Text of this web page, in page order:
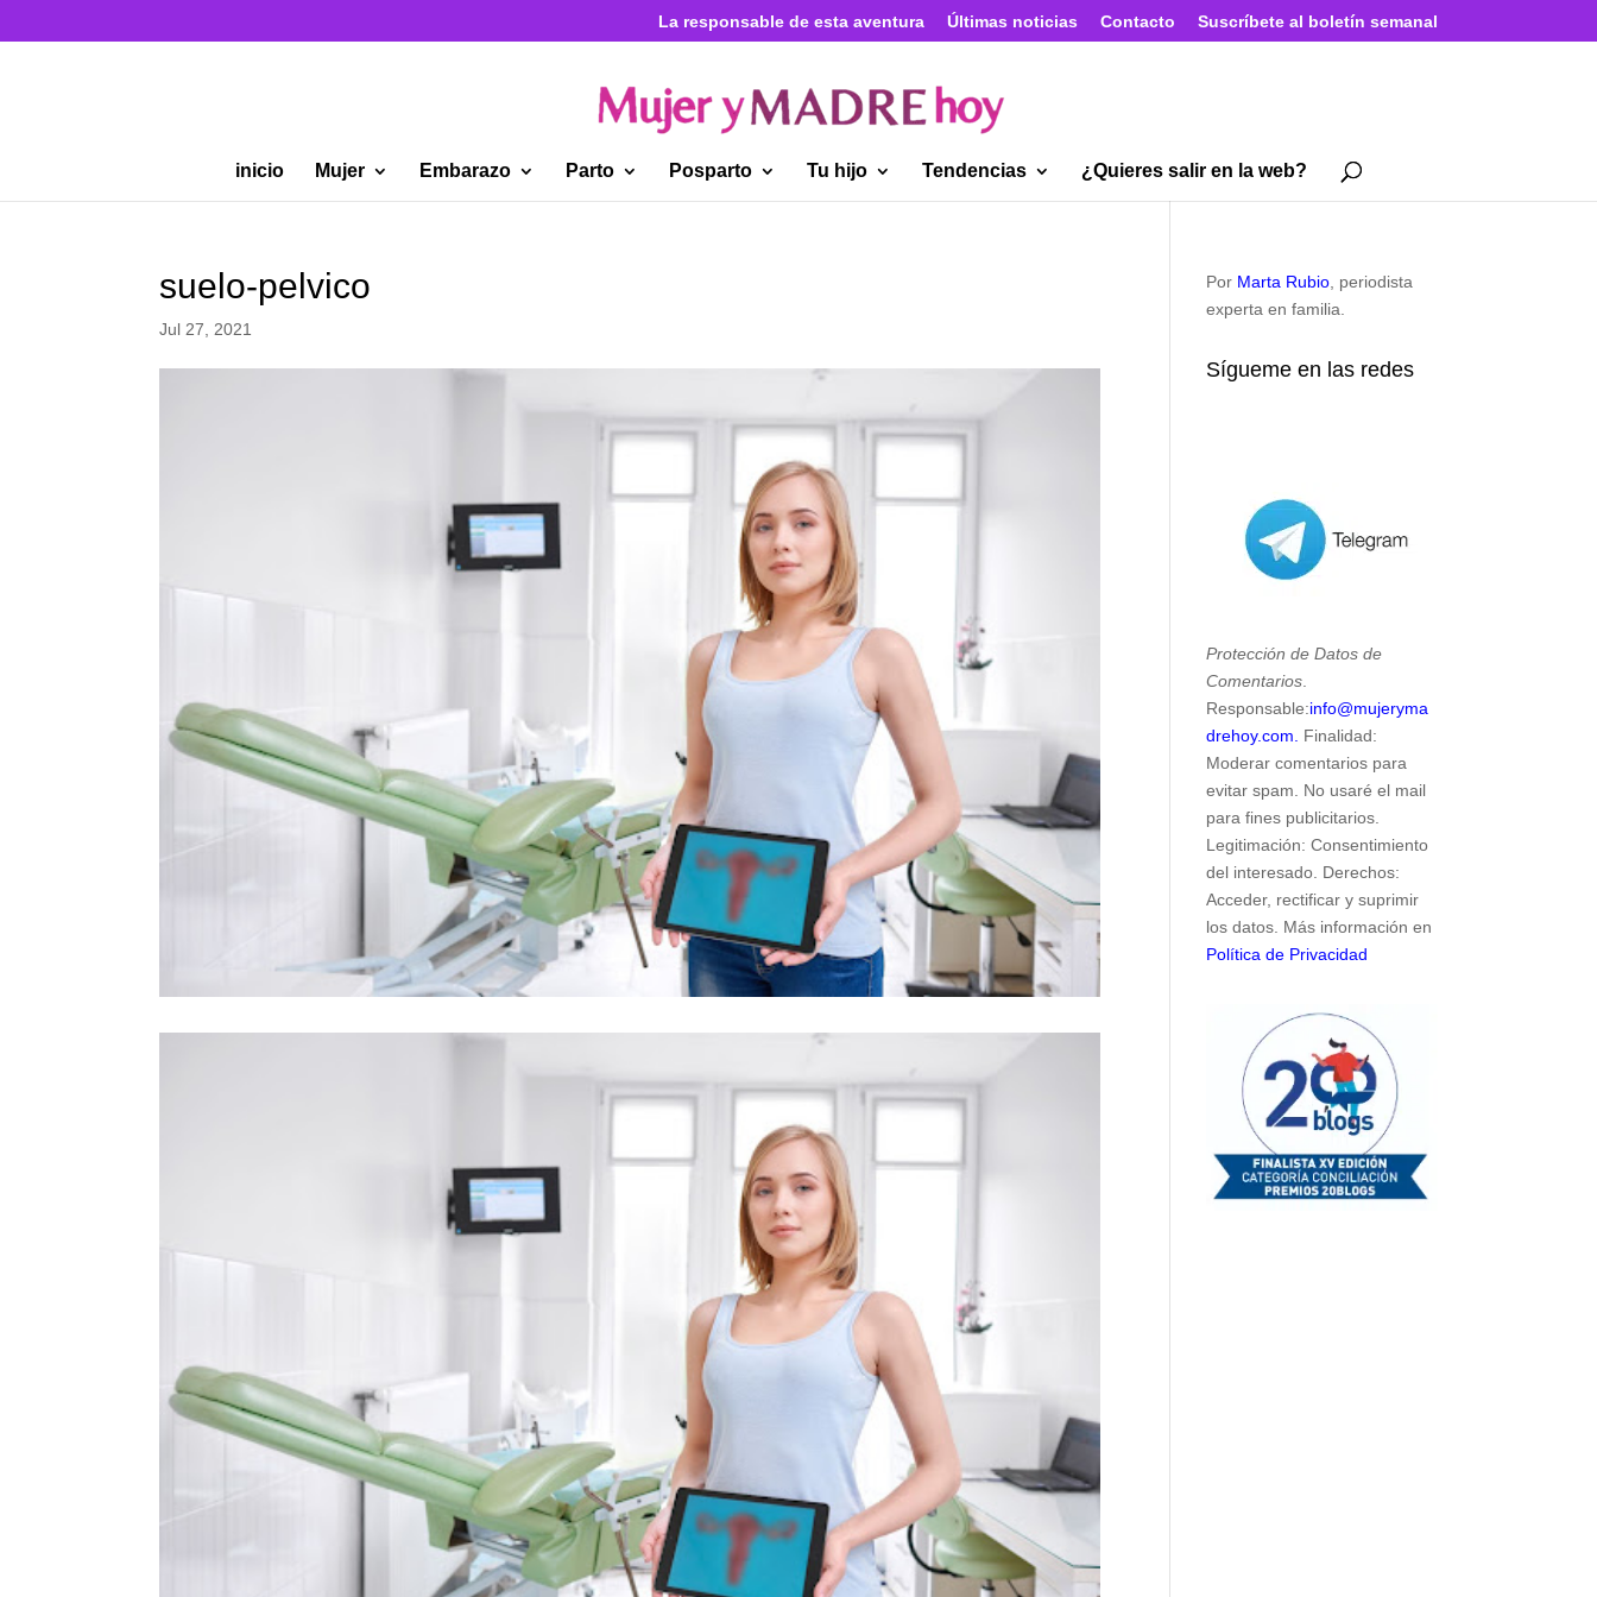
La responsable de esta aventura Últimas noticias Contacto Suscríbete al boletín semanal
inicio Mujer Embarazo Parto Posparto Tu hijo Tendencias ¿Quieres salir en la web?
suelo-pelvico
Jul 27, 2021
Por Marta Rubio , periodista
experta en familia.
Sígueme en las redes
Protección de Datos de
Comentarios
Responsable:info@mujeryma
drehoy.com.
Finalidad:
Moderar comentarios para
evitar spam. No usaré el mail
para fines publicitarios.
Legitimación: Consentimiento
del interesado. Derechos:
Acceder, rectificar y suprimir
los datos. Más información en
Política de Privacidad